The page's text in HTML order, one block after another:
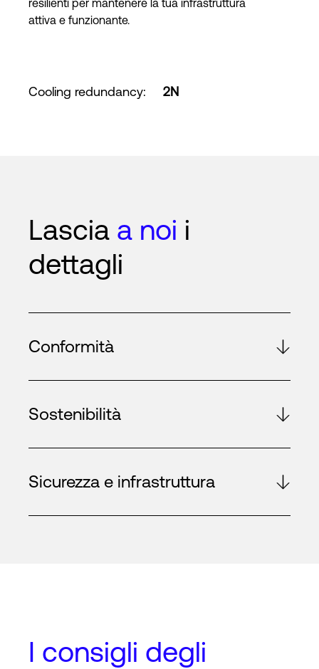
resilienti per mantenere la tua infrastruttura
attiva e funzionante.
Cooling redundancy: 2N
Lascia a noi i
dettagli
Conformità
Sostenibilità
Sicurezza e infrastruttura
I consigli degli